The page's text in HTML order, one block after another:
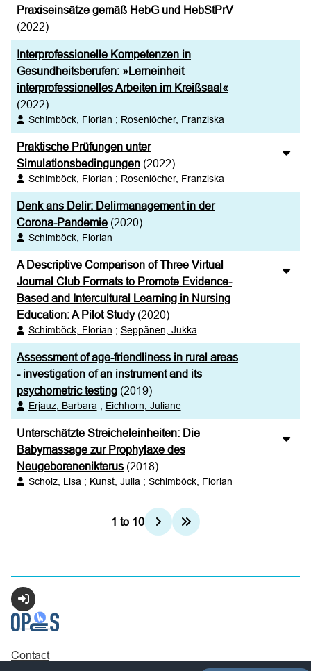
Praxiseinsätze gemäß HebG und HebStPrV
(2022)
Interprofessionelle Kompetenzen in
Gesundheitsberufen: »Lerneinheit
interprofessionelles Arbeiten im Kreißsaal«
(2022)
Schimböck, Florian ; Rosenlöcher, Franziska
Praktische Prüfungen unter
Simulationsbedingungen (2022)
Schimböck, Florian ; Rosenlöcher, Franziska
Denk ans Delir: Delirmanagement in der
Corona-Pandemie (2020)
Schimböck, Florian
A Descriptive Comparison of Three Virtual
Journal Club Formats to Promote Evidence-
Based and Intercultural Learning in Nursing
Education: A Pilot Study(2020)
Schimböck, Florian ; Seppänen, Jukka
Assessment of age-friendliness in rural areas
- investigation of an instrument and its
psychometric testing (2019)
Erjauz, Barbara ; Eichhorn, Juliane
Unterschätzte Streicheleinheiten: Die
Babymassage zur Prophylaxe des
Neugeborenenikterus (2018)
Scholz, Lisa ; Kunst, Julia ; Schimböck, Florian
1 to 10
Login
Contact